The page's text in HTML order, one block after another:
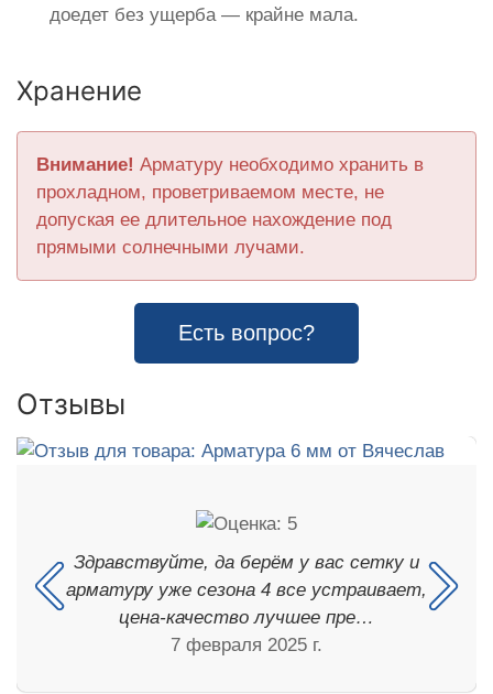
доедет без ущерба — крайне мала.
Хранение
Внимание! Арматуру необходимо хранить в
прохладном, проветриваемом месте, не
допуская ее длительное нахождение под
прямыми солнечными лучами.
Есть вопрос?
Отзывы
Здравствуйте, да берём у вас сетку и
арматуру уже сезона 4 все устраивает,
цена-качество лучшее пре…
7 февраля 2025 г.